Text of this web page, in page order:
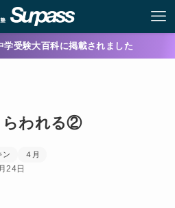
受験大百科に掲載されました
らわれる②
ン ４月
24日